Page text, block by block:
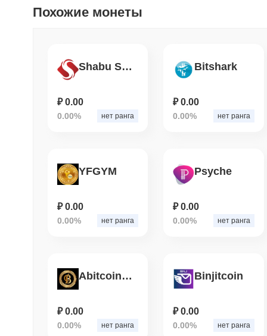
Похожие монеты
Shabu Shabu
₽ 0.00
0.00% нет ранга
Bitshark
₽ 0.00
0.00% нет ранга
YFGYM
₽ 0.00
0.00% нет ранга
Psyche
₽ 0.00
0.00% нет ранга
Abitcoingold coin
₽ 0.00
0.00% нет ранга
Binjitcoin
₽ 0.00
0.00% нет ранга